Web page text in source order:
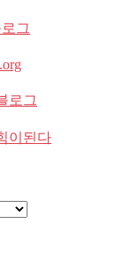
그
로그
이된다